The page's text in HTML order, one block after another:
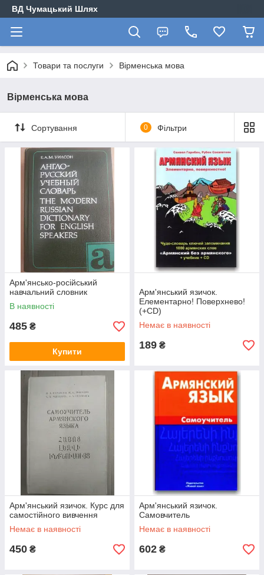
ВД Чумацький Шлях
Товари та послуги Вірменська мова
Вірменська мова
Сортування 0 Фільтри
Арм'янсько-російський
навчальний словник
В наявності
485 ₴
Купити
Арм'янський язичок.
Елементарно! Поверхнево!
(+CD)
Немає в наявності
189 ₴
Арм'янський язичок. Курс для
самостійного вивчення
Немає в наявності
450 ₴
Арм'янський язичок.
Самовчитель
Немає в наявності
602 ₴